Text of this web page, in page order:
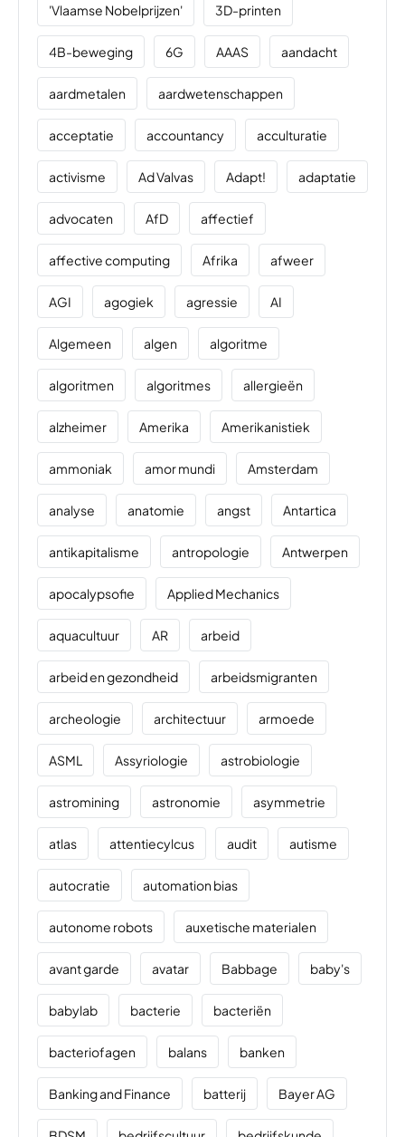
'Vlaamse Nobelprijzen' 3D-printen
4B-beweging 6G AAAS aandacht
aardmetalen aardwetenschappen
acceptatie accountancy acculturatie
activisme Ad Valvas Adapt! adaptatie
advocaten AfD affectief
affective computing Afrika afweer
AGI agogiek agressie AI
Algemeen algen algoritme
algoritmen algoritmes allergieën
alzheimer Amerika Amerikanistiek
ammoniak amor mundi Amsterdam
analyse anatomie angst Antartica
antikapitalisme antropologie Antwerpen
apocalypsofie Applied Mechanics
aquacultuur AR arbeid
arbeid en gezondheid arbeidsmigranten
archeologie architectuur armoede
ASML Assyriologie astrobiologie
astromining astronomie asymmetrie
atlas attentiecylcus audit autisme
autocratie automation bias
autonome robots auxetische materialen
avant garde avatar Babbage baby's
babylab bacterie bacteriën
bacteriofagen balans banken
Banking and Finance batterij Bayer AG